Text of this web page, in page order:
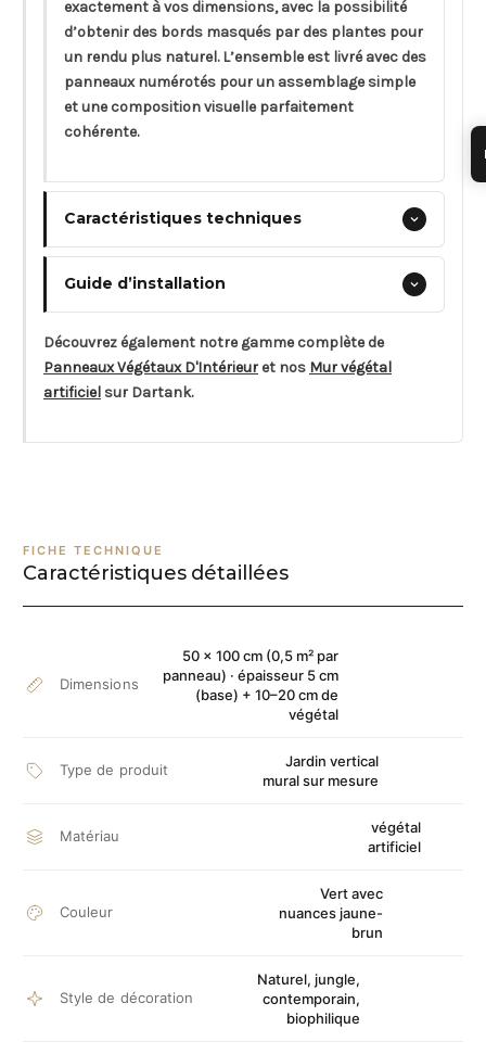
exactement à vos dimensions, avec la possibilité
d’obtenir des bords masqués par des plantes pour
un rendu plus naturel. L’ensemble est livré avec des
panneaux numérotés pour un assemblage simple
et une composition visuelle parfaitement
cohérente.
Caractéristiques techniques
Guide d’installation
Découvrez également notre gamme complète de
Panneaux Végétaux D'Intérieur et nos Mur végétal
artificiel sur Dartank.
FICHE TECHNIQUE
Caractéristiques détaillées
Dimensions
50 × 100 cm (0,5 m² par
panneau) · épaisseur 5 cm
(base) + 10–20 cm de
végétal
Type de produit
Jardin vertical
mural sur mesure
Matériau
végétal
artificiel
Couleur
Vert avec
nuances jaune-
brun
Style de décoration
Naturel, jungle,
contemporain,
biophilique